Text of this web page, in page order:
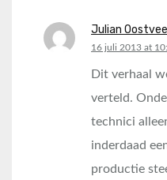
Julian
says:
16 juli 2013 at
Dit verhaal
verteld.
technici
inderdaad
productie